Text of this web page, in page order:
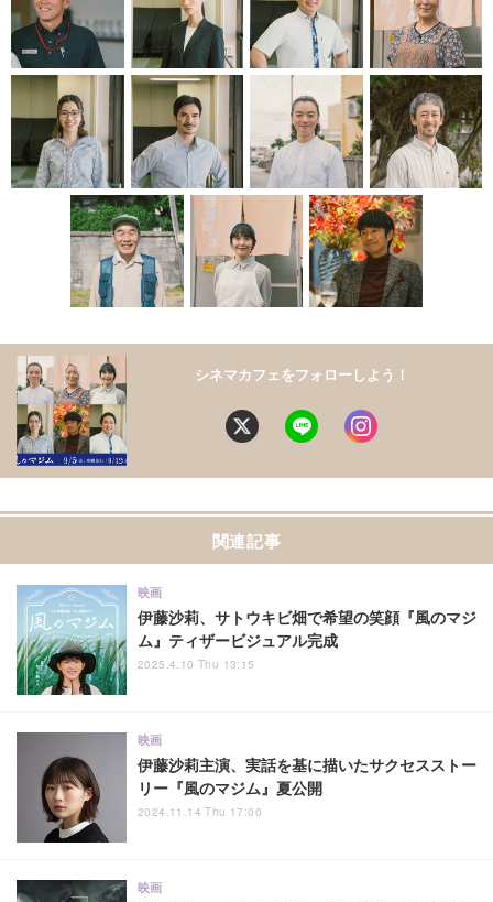
シネマカフェをフォローしよう！
関連記事
伊藤沙莉、サトウキビ畑で希望の笑顔『風のマジ
ム』ティザービジュアル完成
映画
2025.4.10 Thu 13:15
伊藤沙莉主演、実話を基に描いたサクセスストー
リー『風のマジム』夏公開
映画
2024.11.14 Thu 17:00
映画